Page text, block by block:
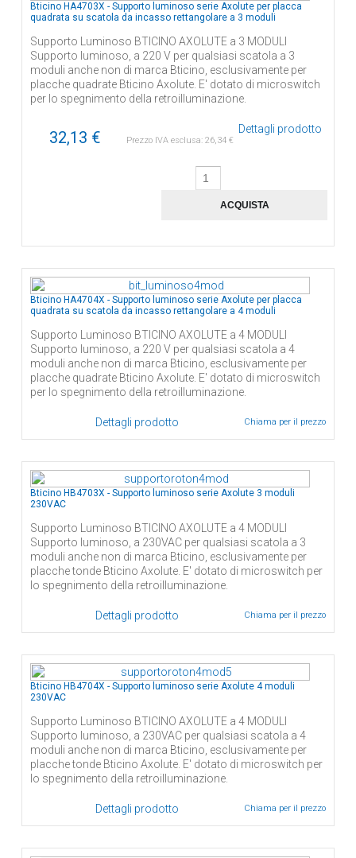
Bticino HA4703X - Supporto luminoso serie Axolute per placca
quadrata su scatola da incasso rettangolare a 3 moduli
Supporto Luminoso BTICINO AXOLUTE a 3 MODULI
Supporto luminoso, a 220 V per qualsiasi scatola a 3
moduli anche non di marca Bticino, esclusivamente per
placche quadrate Bticino Axolute. E' dotato di microswitch
per lo spegnimento della retroilluminazione.
32,13 € Prezzo IVA esclusa: 26,34 €
Dettagli prodotto
Bticino HA4704X - Supporto luminoso serie Axolute per placca
quadrata su scatola da incasso rettangolare a 4 moduli
Supporto Luminoso BTICINO AXOLUTE a 4 MODULI
Supporto luminoso, a 220 V per qualsiasi scatola a 4
moduli anche non di marca Bticino, esclusivamente per
placche quadrate Bticino Axolute. E' dotato di microswitch
per lo spegnimento della retroilluminazione.
Chiama per il prezzo
Dettagli prodotto
Bticino HB4703X - Supporto luminoso serie Axolute 3 moduli
230VAC
Supporto Luminoso BTICINO AXOLUTE a 4 MODULI
Supporto luminoso, a 230VAC per qualsiasi scatola a 3
moduli anche non di marca Bticino, esclusivamente per
placche tonde Bticino Axolute. E' dotato di microswitch per
lo spegnimento della retroilluminazione.
Chiama per il prezzo
Dettagli prodotto
Bticino HB4704X - Supporto luminoso serie Axolute 4 moduli
230VAC
Supporto Luminoso BTICINO AXOLUTE a 4 MODULI
Supporto luminoso, a 230VAC per qualsiasi scatola a 4
moduli anche non di marca Bticino, esclusivamente per
placche tonde Bticino Axolute. E' dotato di microswitch per
lo spegnimento della retroilluminazione.
Chiama per il prezzo
Dettagli prodotto